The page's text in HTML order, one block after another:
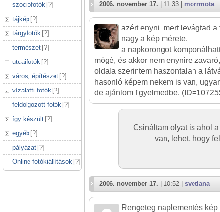
szociofotók [?]
tájkép [?]
tárgyfotók [?]
természet [?]
utcaifotók [?]
város, építészet [?]
vízalatti fotók [?]
feldolgozott fotók [?]
így készült [?]
egyéb [?]
pályázat [?]
Online fotókiállítások [?]
2006. november 17. | 11:33 | morrmota
azért enyni, mert levágtad
nagy a kép mérete.
a napkorongot
mögé, és akkor nem enynire
oldala szerintem haszontalan a
hasonló képem nekem is van,
de ajánlom figyelmedbe.
Csináltam olyat is ahol
van, lehet, hogy
2006. november 17. | 10:52 | svetlana
Rengeteg naplementés kép